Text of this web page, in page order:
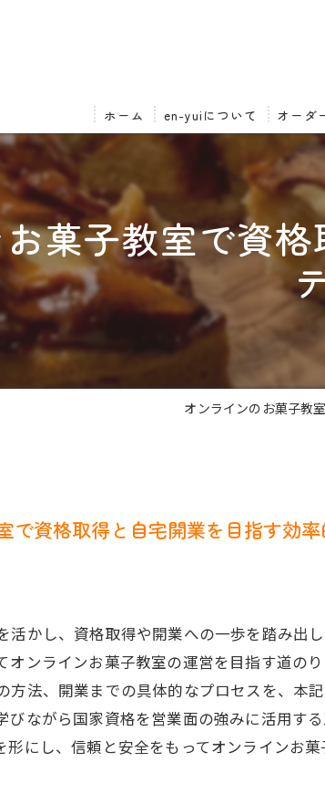
ホーム en-yuiについて オーダ
スイ
オー
菓子教室で資
オンラインのお菓子教
で資格取得と自宅開業を目指す効
活かし、資格取得や開業への一歩を踏み
オンラインお菓子教室の運営を目指す道の
方法、開業までの具体的なプロセスを、本
びながら国家資格を営業面の強みに活用す
形にし、信頼と安全をもってオンラインお